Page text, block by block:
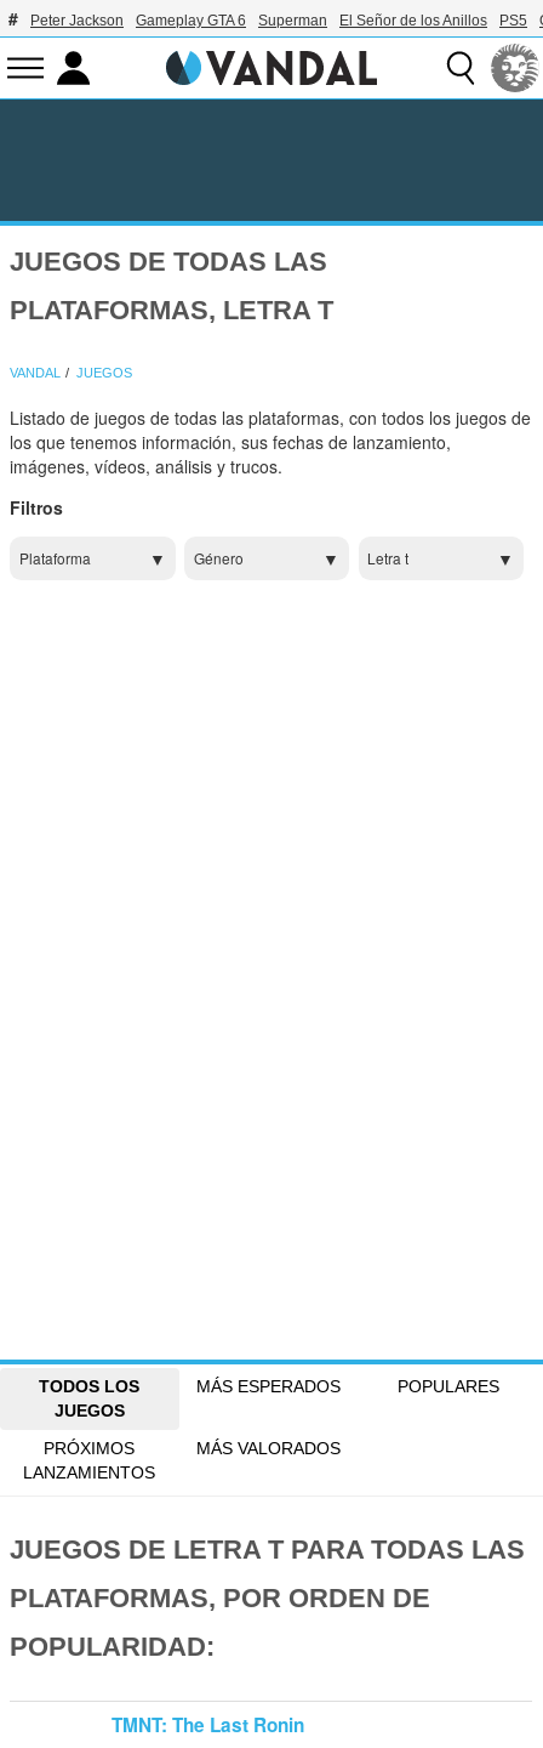
Peter Jackson Gameplay GTA 6 Superman El Señor de los Anillos PS5
JUEGOS DE TODAS LAS
PLATAFORMAS, LETRA T
VANDAL JUEGOS
Listado de juegos de todas las plataformas, con todos los juegos de
los que tenemos información, sus fechas de lanzamiento,
imágenes, vídeos, análisis y trucos.
Filtros
Plataforma Género Letra t
TODOS LOS
JUEGOS
MÁS ESPERADOS POPULARES
PRÓXIMOS
LANZAMIENTOS
MÁS VALORADOS
JUEGOS DE LETRA T PARA TODAS LAS
PLATAFORMAS, POR ORDEN DE
POPULARIDAD:
TMNT: The Last Ronin